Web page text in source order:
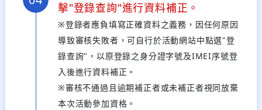
擊"登錄查詢"進行資料補正。
※登錄者應負填寫正確資料之義務，因任何原因
導致審核失敗者，可自行於活動網站中點選"登
錄查詢"，以原登錄之身分證字號及IMEI序號登
入後進行資料補正。
※審核不通過且逾期補正者或未補正者視同放棄
本次活動參加資格。